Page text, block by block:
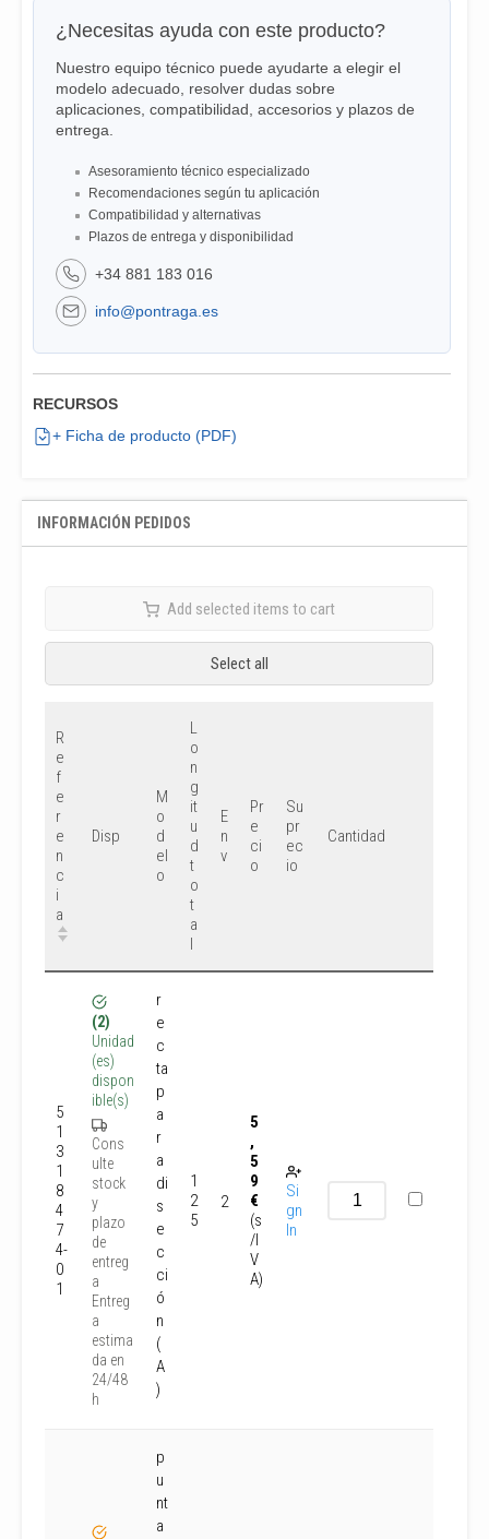
¿Necesitas ayuda con este producto?
Nuestro equipo técnico puede ayudarte a elegir el
modelo adecuado, resolver dudas sobre
aplicaciones, compatibilidad, accesorios y plazos de
entrega.
Asesoramiento técnico especializado
Recomendaciones según tu aplicación
Compatibilidad y alternativas
Plazos de entrega y disponibilidad
+34 881 183 016
info@pontraga.es
RECURSOS
+ Ficha de producto (PDF)
INFORMACIÓN PEDIDOS
Add selected items to cart
Select all
R
e
f
e
r
e
n
c
i
a
Disp
M
o
d
el
o
L
o
n
g
it
u
d
t
o
t
a
l
E
n
v
Pr
e
ci
o
Su
pr
ec
io
Cantidad
5
1
3
1
8
4
7
4-
0
1
(2)
Unidad
(es)
dispon
ible(s)
Cons
ulte
stock
y
plazo
de
entreg
a
Entreg
a
estima
da en
24/48
h
r
e
c
ta
p
a
r
a
di
s
e
c
ci
ó
n
(
A
)
1
2
5
2
5
,
5
9
€
(s
/I
V
A)
Si
gn
In
p
u
nt
a